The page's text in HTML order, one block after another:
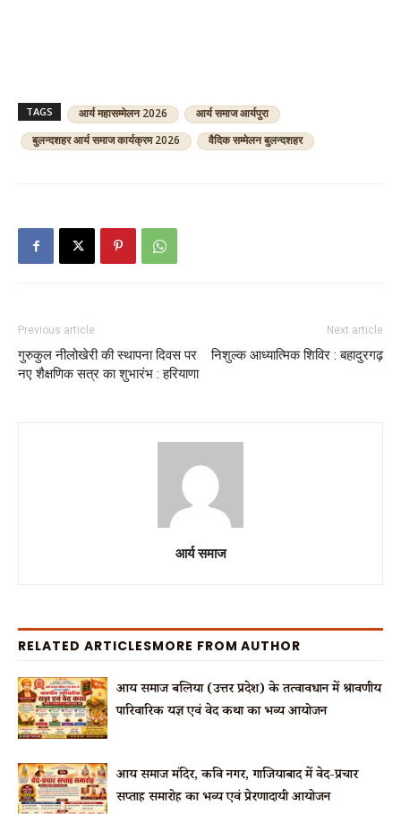
TAGS आर्य महासम्मेलन 2026
आर्य समाज आर्यपुरा
बुलन्दशहर आर्य समाज कार्यक्रम 2026
वैदिक सम्मेलन बुलन्दशहर
Previous article
गुरुकुल नीलोखेरी की स्थापना दिवस पर
नए शैक्षणिक सत्र का शुभारंभ : हरियाणा
Next article
निशुल्क आध्यात्मिक शिविर : बहादुरगढ़
आर्य समाज
RELATED ARTICLESMORE FROM AUTHOR
आर्य समाज बलिया (उत्तर प्रदेश) के तत्वावधान में श्रावणीय
पारिवारिक यज्ञ एवं वेद कथा का भव्य आयोजन
आर्य समाज मंदिर, कवि नगर, गाजियाबाद में वेद-प्रचार
सप्ताह समारोह का भव्य एवं प्रेरणादायी आयोजन